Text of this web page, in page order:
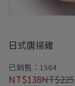
日式唐揚雞
已銷售：1564
NT$138NT$225